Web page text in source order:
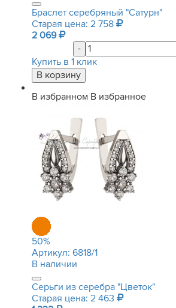
Браслет серебряный "Сатурн"
Старая цена: 2 758
2 069
-
Купить в 1 клик
В избранном В избранное
50%
Артикул: 6818/1
В наличии
Серьги из серебра "Цветок"
Старая цена: 2 463